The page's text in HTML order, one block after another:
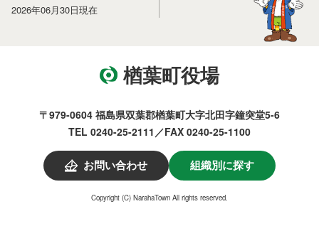
楢葉町役場
〒979-0604 福島県双葉郡楢葉町大字北田字鐘突堂5-6
TEL 0240-25-2111／FAX 0240-25-1100
お問い合わせ 組織別に探す
2026年06月30日現在
Copyright (C) NarahaTown All rights reserved.